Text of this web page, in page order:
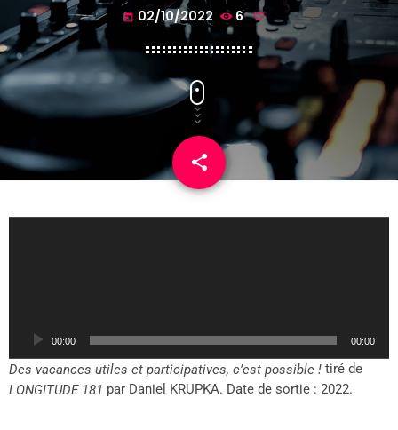
today 02/10/2022 6
share
email
a
u
00:00 00:00
Des vacances utiles et participatives, c’est possible ! tiré de
LONGITUDE 181 par Daniel KRUPKA. Date de sortie : 2022.